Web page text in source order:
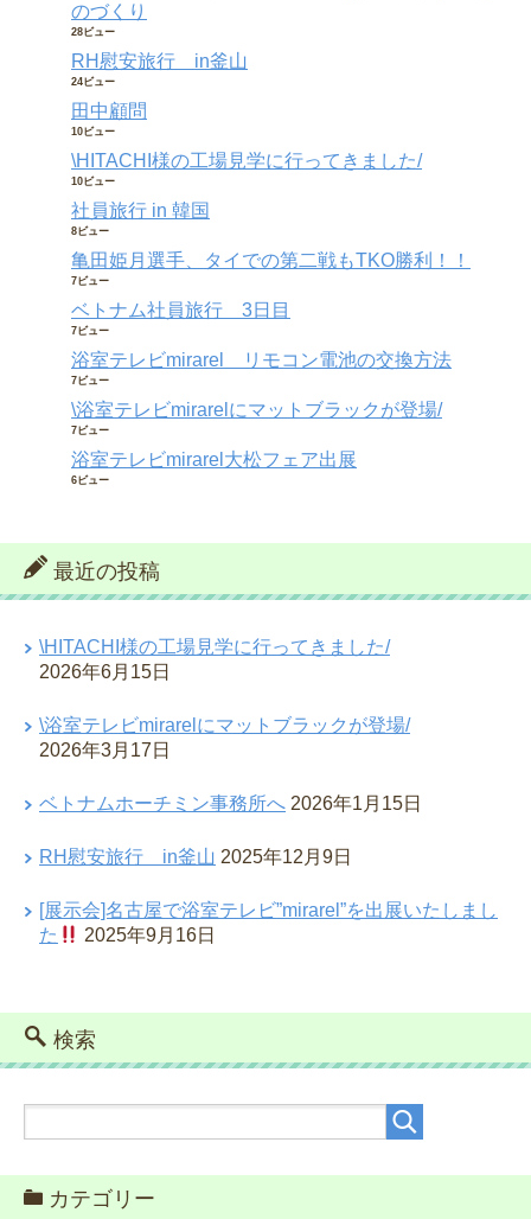
のづくり
28ビュー
RH慰安旅行 in釜山
24ビュー
田中顧問
10ビュー
\HITACHI様の工場見学に行ってきました/
10ビュー
社員旅行 in 韓国
8ビュー
亀田姫月選手、タイでの第二戦もTKO勝利！！
7ビュー
ベトナム社員旅行 3日目
7ビュー
浴室テレビmirarel リモコン電池の交換方法
7ビュー
\浴室テレビmirarelにマットブラックが登場/
7ビュー
浴室テレビmirarel大松フェア出展
6ビュー
最近の投稿
\HITACHI様の工場見学に行ってきました/
2026年6月15日
\浴室テレビmirarelにマットブラックが登場/
2026年3月17日
ベトナムホーチミン事務所へ 2026年1月15日
RH慰安旅行 in釜山 2025年12月9日
[展示会]名古屋で浴室テレビ”mirarel”を出展いたしまし
た
2025年9月16日
検索
カテゴリー